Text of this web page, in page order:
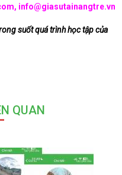
info@giasutainangtre.vn
suốt quá trình học tập của
QUAN